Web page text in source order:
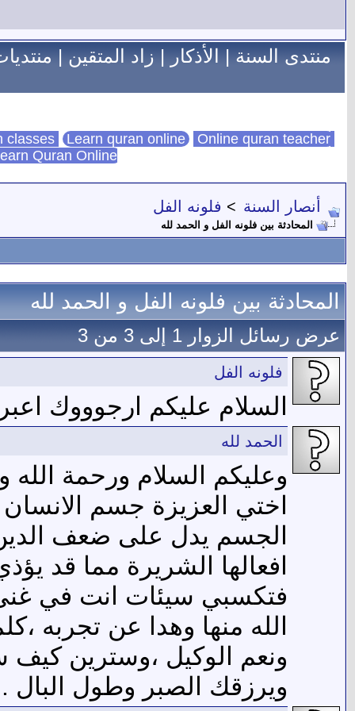
منتدى السنة|الأذكار|زاد المتقين|
Learn quran online Online quran teacher
Quran Online
أنصار السنة > فلونه الفل
المحادثة بين فلونه الفل و الحمد لله
المحادثة بين فلونه الفل و الحمد لله
عرض رسائل الزوار 1 إلى 3من3
فلونه الفل
السلام عليكم ارجوووك
الحمد لله
وعليكم السلام ورحمة الله
اختي العزيزة جسم
الجسم يدل على ضعف الدين
افعالها الشريرة مما قد
فتكسبي سيئات انت في غنى
الله منها وهدا عن تجربه
ونعم الوكيل ،وسترين كيف
ويرزقك الصبر وطول البال .